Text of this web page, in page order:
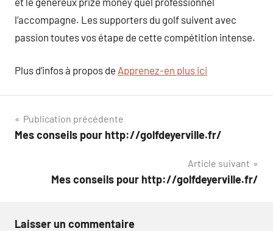
l’accompagne. Les supporters du golf suivent avec
passion toutes vos étape de cette compétition intense.
Plus d’infos à propos de Apprenez-en plus ici
Navigation
de
Publication précédente
Mes conseils pour http://golfdeyerville.fr/
Article suivant
Mes conseils pour http://golfdeyerville.fr/
Laisser un commentaire